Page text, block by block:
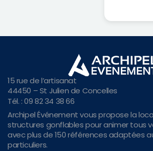
15 rue de l’artisanat
44450 – St Julien de Concelles
Tél. : 09 82 34 38 66
Archipel Événement vous propose la
structures gonflables pour animer tous
avec plus de 150 références adaptées
particuliers.